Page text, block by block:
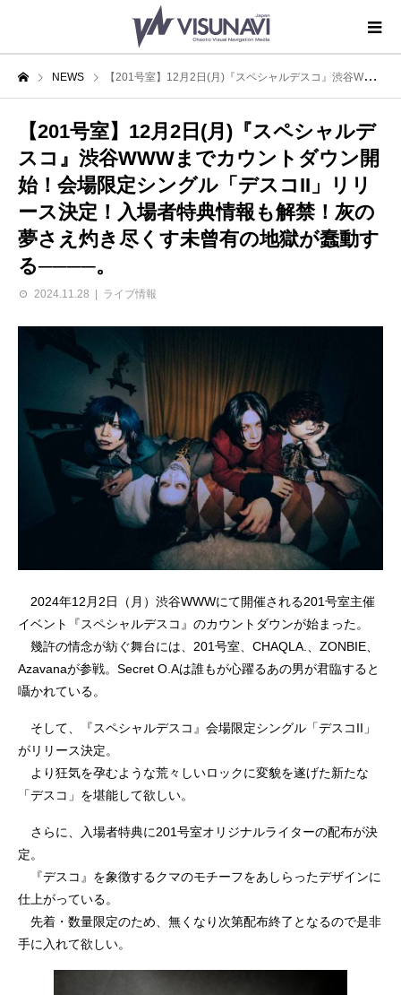
NEWS 【201号室】12月2日(月)『スペシャルデスコ』渋谷WWWまでカウントダウン開始！会場限定シングル「デスコII」リリース決定！入場者特典情報も解禁！灰の夢さえ灼き尽くす未曾有の地獄が蠢動する────。
【201号室】12月2日(月)『スペシャルデ
スコ』渋谷WWWまでカウントダウン開
始！会場限定シングル「デスコII」リリ
ース決定！入場者特典情報も解禁！灰の
夢さえ灼き尽くす未曾有の地獄が蠢動す
る────。
2024.11.28 ライブ情報
2024年12月2日（月）渋谷WWWにて開催される201号室主催
イベント『スペシャルデスコ』のカウントダウンが始まった。
幾許の情念が紡ぐ舞台には、201号室、CHAQLA.、ZONBIE、
Azavanaが参戦。Secret O.Aは誰もが心躍るあの男が君臨すると
囁かれている。
そして、『スペシャルデスコ』会場限定シングル「デスコII」
がリリース決定。
より狂気を孕むような荒々しいロックに変貌を遂げた新たな
「デスコ」を堪能して欲しい。
さらに、入場者特典に201号室オリジナルライターの配布が決
定。
『デスコ』を象徴するクマのモチーフをあしらったデザインに
仕上がっている。
先着・数量限定のため、無くなり次第配布終了となるので是非
手に入れて欲しい。